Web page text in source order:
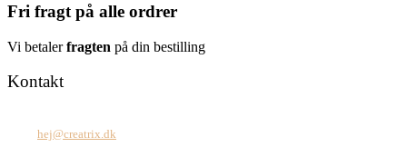
Fri fragt på alle ordrer
Vi betalerfragten på din bestilling
Kontakt
hej@creatrix.dk